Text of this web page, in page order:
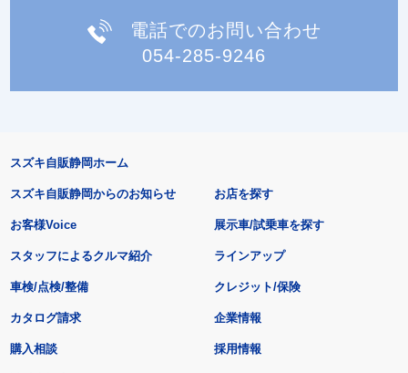
電話でのお問い合わせ
054-285-9246
スズキ自販静岡ホーム
スズキ自販静岡からのお知らせ
お客様Voice
スタッフによるクルマ紹介
お店を探す
展示車/試乗車を探す
ラインアップ
車検/点検/整備 クレジット/保険
カタログ請求
購入相談
企業情報
採用情報